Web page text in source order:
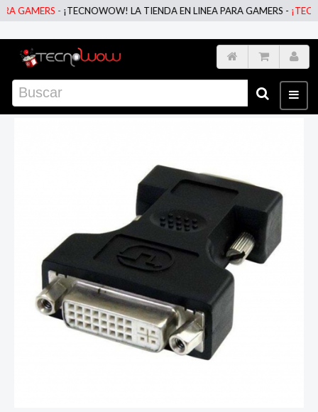
GAMERS -¡TECNOWOW! LA TIENDA EN LINEA PARA GAMERS -